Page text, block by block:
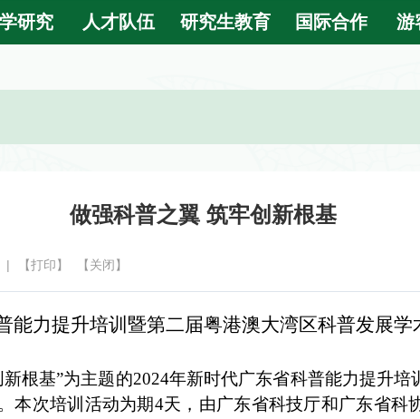
研究 人才队伍 研究生教育 国际合作 游
做强科普之翼 筑牢创新根基
| 【打印】 【关闭】
能力提升培训暨第二届粤港澳大湾区科普发展
基”为主题的2024年新时代广东省科普能力提升培
本次培训活动为期4天，由广东省科技厅和广东省科